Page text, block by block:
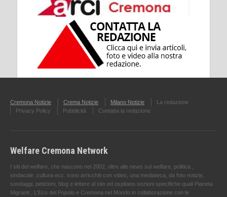
Cremona Notizie Crema Notizie Milano Notizie
La redazione
Privacy Policy
Pubblicità Contatta la redazione
Welfare Cremona Network
I siti del welfare, che nascono nel 2002, oltre alle news sul welfare, politica ,
sindacale ,cultura ecc. sono arricchiti con video, una mediateca, da foto notizie,
sondaggi, petizioni, blog e lettere al sito ed ospitano sezioni specifiche quali Pianeta
Migranti , L'Eco del Popolo e Cremona nel Mondo in collaborazione con le